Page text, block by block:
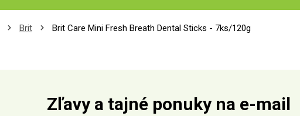
Brit Brit Care Mini Fresh Breath Dental Sticks - 7ks/120g
Zľavy a tajné ponuky na e-mail